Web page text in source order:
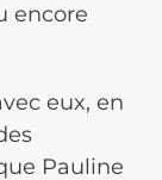
encore
eux, en
Pauline